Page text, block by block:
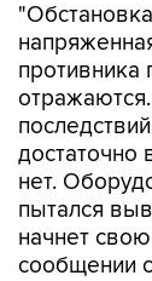
противника
нет.
пытался
начнет
сообщении